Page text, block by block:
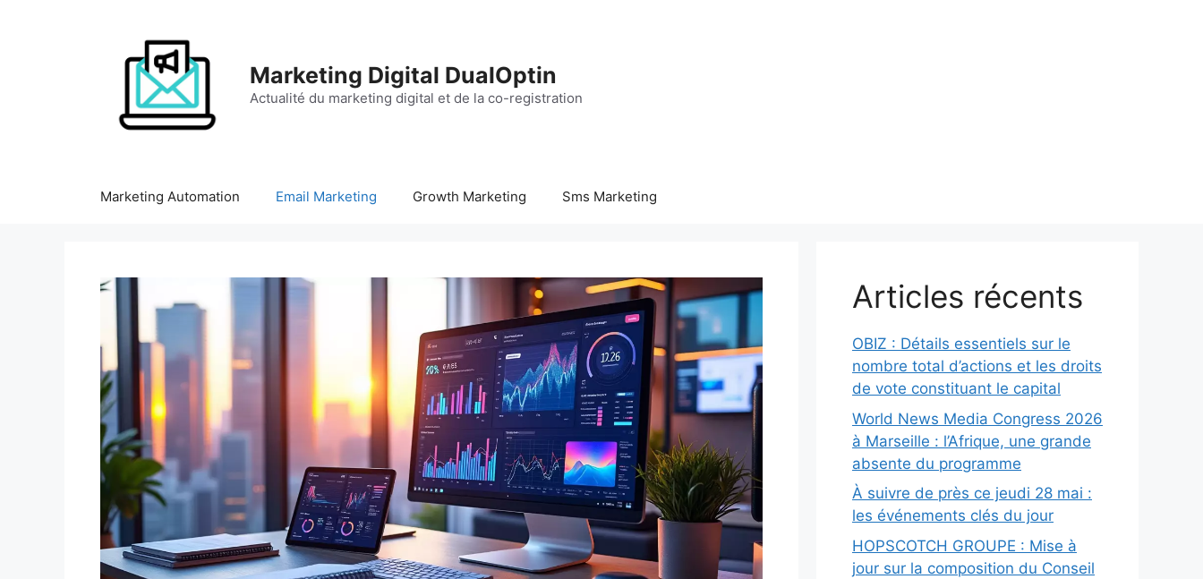
Marketing Digital DualOptin
Actualité du marketing digital et de la co-registration
Marketing Automation Email Marketing Growth Marketing Sms Marketing
Articles récents
OBIZ : Détails essentiels sur le
nombre total d’actions et les droits
de vote constituant le capital
World News Media Congress 2026
à Marseille : l’Afrique, une grande
absente du programme
À suivre de près ce jeudi 28 mai :
les événements clés du jour
HOPSCOTCH GROUPE : Mise à
jour sur la composition du Conseil